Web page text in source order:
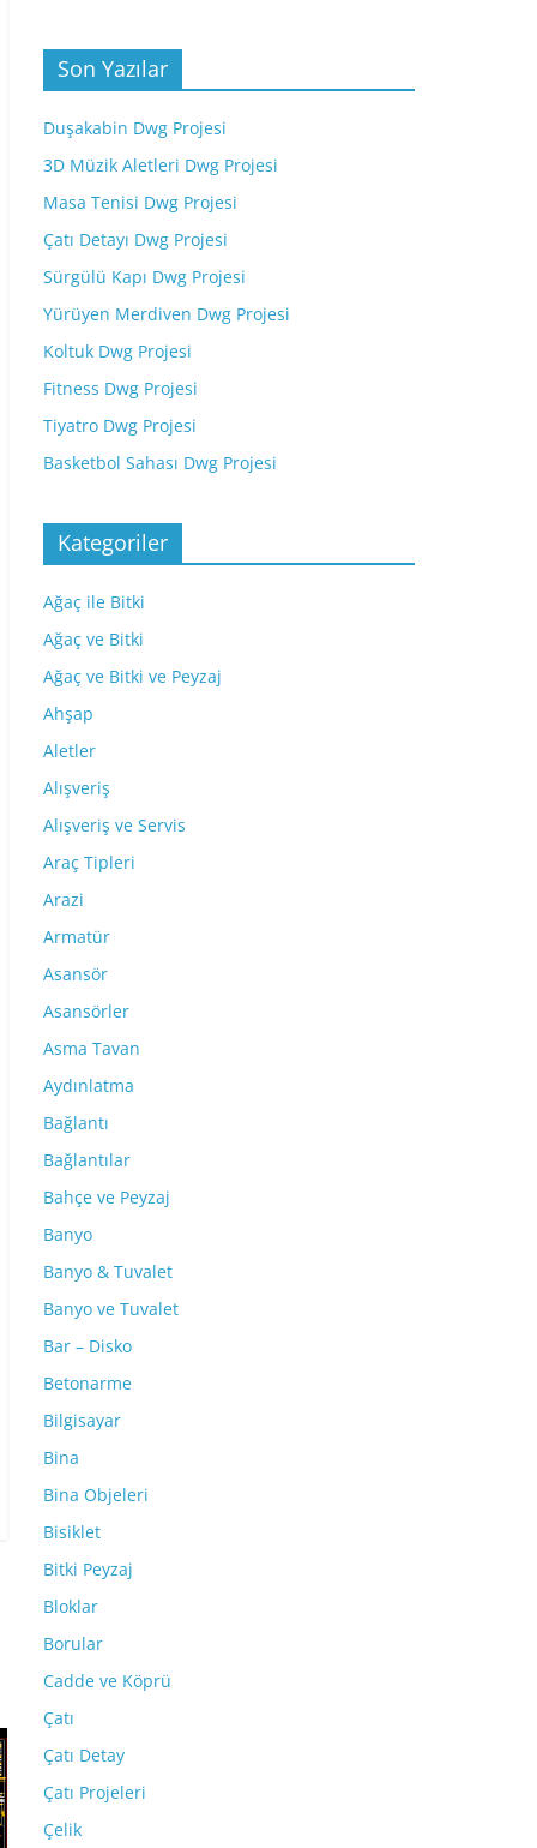
Son Yazılar
Duşakabin Dwg Projesi
3D Müzik Aletleri Dwg Projesi
Masa Tenisi Dwg Projesi
Çatı Detayı Dwg Projesi
Sürgülü Kapı Dwg Projesi
Yürüyen Merdiven Dwg Projesi
Koltuk Dwg Projesi
Fitness Dwg Projesi
Tiyatro Dwg Projesi
Basketbol Sahası Dwg Projesi
Kategoriler
Ağaç ile Bitki
Ağaç ve Bitki
Ağaç ve Bitki ve Peyzaj
Ahşap
Aletler
Alışveriş
Alışveriş ve Servis
Araç Tipleri
Arazi
Armatür
Asansör
Asansörler
Asma Tavan
Aydınlatma
Bağlantı
Bağlantılar
Bahçe ve Peyzaj
Banyo
Banyo & Tuvalet
Banyo ve Tuvalet
Bar – Disko
Betonarme
Bilgisayar
Bina
Bina Objeleri
Bisiklet
Bitki Peyzaj
Bloklar
Borular
Cadde ve Köprü
Çatı
Çatı Detay
Çatı Projeleri
Çelik